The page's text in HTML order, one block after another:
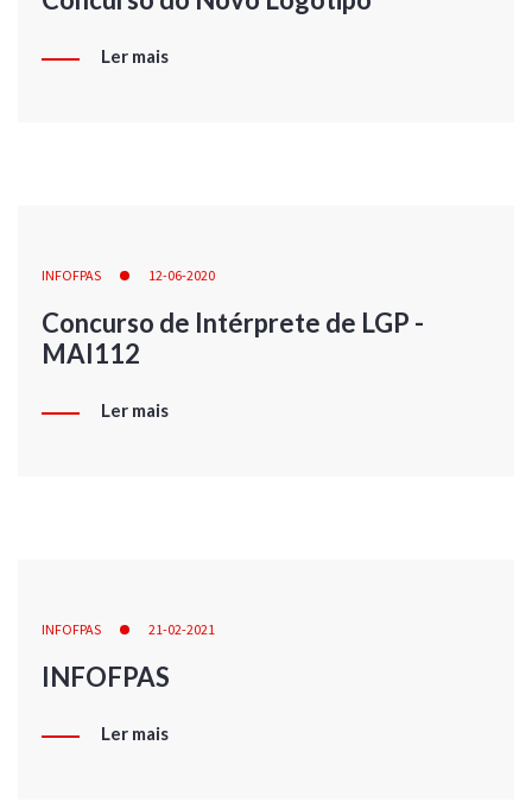
Ler mais
INFOFPAS 12-06-2020
Concurso de Intérprete de LGP -
MAI112
Ler mais
INFOFPAS 21-02-2021
INFOFPAS
Ler mais